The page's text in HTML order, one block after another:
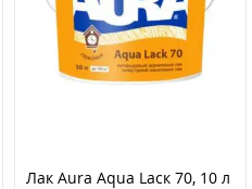
Лак Aura Aqua Laск 70, 10 л